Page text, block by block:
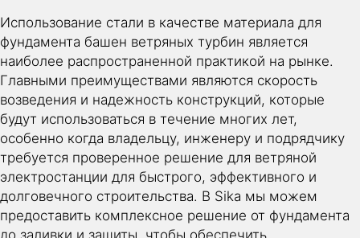
Использование стали в качестве материала для
фундамента башен ветряных турбин является
наиболее распространенной практикой на рынке.
Главными преимуществами являются скорость
возведения и надежность конструкций, которые
будут использоваться в течение многих лет,
особенно когда владельцу, инженеру и подрядчику
требуется проверенное решение для ветряной
электростанции для быстрого, эффективного и
долговечного строительства. В Sika мы можем
предоставить комплексное решение от фундамента